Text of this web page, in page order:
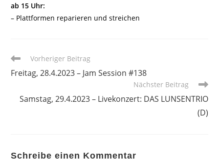
ab 15 Uhr:
– Plattformen reparieren und streichen
Weitere
ansehen
Vorheriger Beitrag
Freitag, 28.4.2023 – Jam Session #138
Nächster Beitrag
Samstag, 29.4.2023 – Livekonzert: DAS LUNSENTRIO
(D)
Schreibe einen Kommentar